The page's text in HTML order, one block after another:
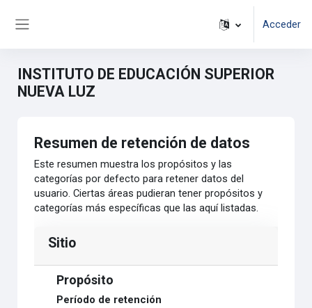
Acceder
INSTITUTO DE EDUCACIÓN SUPERIOR
NUEVA LUZ
Resumen de retención de datos
Este resumen muestra los propósitos y las
categorías por defecto para retener datos del
usuario. Ciertas áreas pudieran tener propósitos y
categorías más específicas que las aquí listadas.
Sitio
Propósito
Período de retención